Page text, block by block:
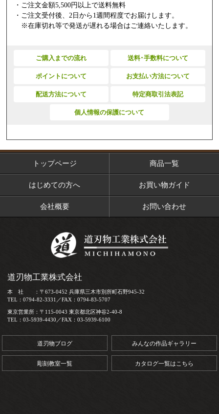
・ご注文金額5,500円以上で送料無料
・ご注文受付後、2日から1週間程度でお届けします。
※在庫切れ等で発送が遅れる場合はご連絡いたします。
ご購入までの流れ 送料･手数料について
ポイントについて お支払い方法について
配送方法について 特定商取引法表記
個人情報の保護について
トップページ 商品一覧
はじめての方へ お買い物ガイド
会社概要 お問い合わせ
道刃物工業株式会社
本 社 ：〒673-0452 兵庫県三木市別所町石野945-32
TEL：0794-82-3331／FAX：0794-83-5707
東京営業所：〒115-0043 東京都北区神谷2-40-8
TEL：03-5939-4430／FAX：03-5939-6100
道刃物ブログ みんなの作品ギャラリー
彫刻教室一覧 カタログ一覧はこちら